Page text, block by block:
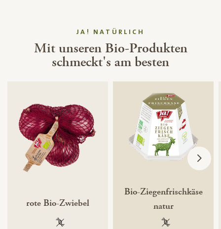
JA! NATÜRLICH
Mit unseren Bio-Produkten
schmeckt's am besten
rote Bio-Zwiebel
100 % gentechnikfrei
Bio-Ziegenfrischkäse
natur
100 %